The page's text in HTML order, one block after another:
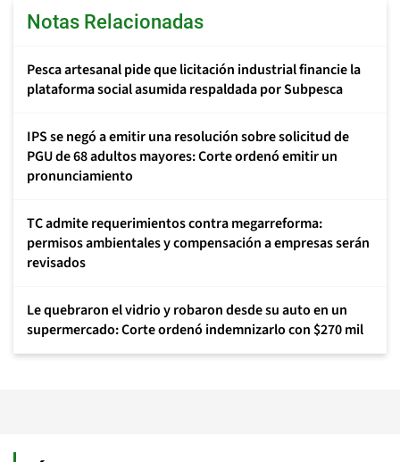
Notas Relacionadas
Pesca artesanal pide que licitación industrial financie la
plataforma social asumida respaldada por Subpesca
IPS se negó a emitir una resolución sobre solicitud de
PGU de 68 adultos mayores: Corte ordenó emitir un
pronunciamiento
TC admite requerimientos contra megarreforma:
permisos ambientales y compensación a empresas serán
revisados
Le quebraron el vidrio y robaron desde su auto en un
supermercado: Corte ordenó indemnizarlo con $270 mil